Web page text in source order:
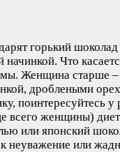
горький шоколад
Что
Женщина старше
дроблеными
поинтересуйтесь у
всего женщины)
японский
неуважение или